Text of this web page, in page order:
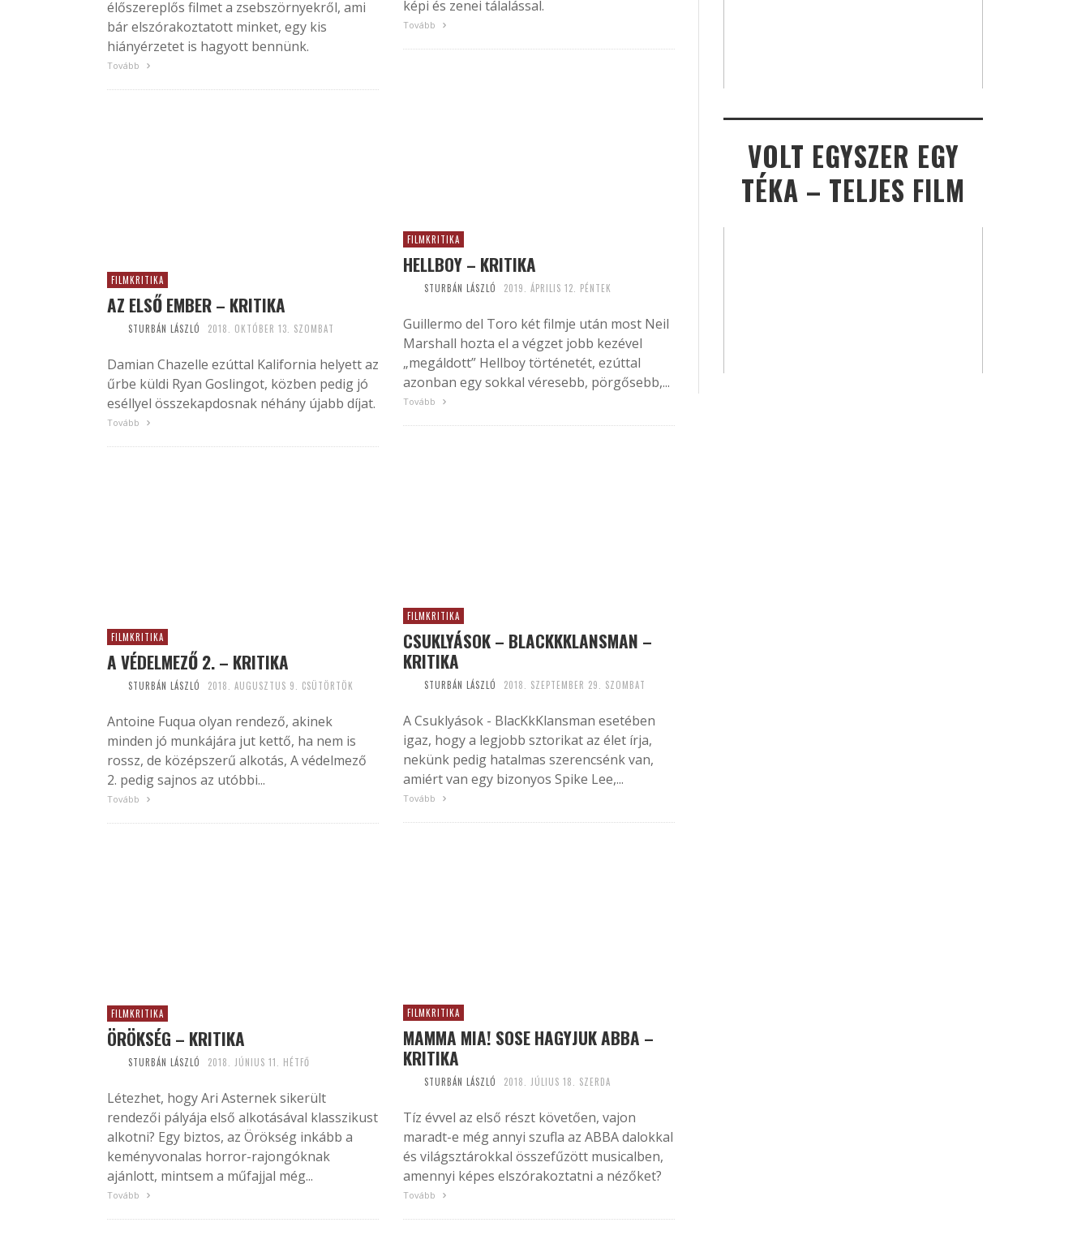
képi és zenei tálalással.
Tovább
élőszereplős filmet a zsebszörnyekről, ami
bár elszórakoztatott minket, egy kis
hiányérzetet is hagyott bennünk.
Tovább
FILMKRITIKA
HELLBOY – KRITIKA
STURBÁN LÁSZLÓ 2019. ÁPRILIS 12. PÉNTEK
Guillermo del Toro két filmje után most Neil
Marshall hozta el a végzet jobb kezével
„megáldott” Hellboy történetét, ezúttal
azonban egy sokkal véresebb, pörgősebb,...
Tovább
FILMKRITIKA
AZ ELSŐ EMBER – KRITIKA
STURBÁN LÁSZLÓ 2018. OKTÓBER 13. SZOMBAT
Damian Chazelle ezúttal Kalifornia helyett az
űrbe küldi Ryan Goslingot, közben pedig jó
eséllyel összekapdosnak néhány újabb díjat.
Tovább
FILMKRITIKA
CSUKLYÁSOK – BLACKKKLANSMAN –
KRITIKA
STURBÁN LÁSZLÓ 2018. SZEPTEMBER 29. SZOMBAT
A Csuklyások - BlacKkKlansman esetében
igaz, hogy a legjobb sztorikat az élet írja,
nekünk pedig hatalmas szerencsénk van,
amiért van egy bizonyos Spike Lee,...
Tovább
FILMKRITIKA
A VÉDELMEZŐ 2. – KRITIKA
STURBÁN LÁSZLÓ 2018. AUGUSZTUS 9. CSÜTÖRTÖK
Antoine Fuqua olyan rendező, akinek
minden jó munkájára jut kettő, ha nem is
rossz, de középszerű alkotás, A védelmező
2. pedig sajnos az utóbbi...
Tovább
FILMKRITIKA
MAMMA MIA! SOSE HAGYJUK ABBA –
KRITIKA
STURBÁN LÁSZLÓ 2018. JÚLIUS 18. SZERDA
Tíz évvel az első részt követően, vajon
maradt-e még annyi szufla az ABBA dalokkal
és világsztárokkal összefűzött musicalben,
amennyi képes elszórakoztatni a nézőket?
Tovább
FILMKRITIKA
ÖRÖKSÉG – KRITIKA
STURBÁN LÁSZLÓ 2018. JÚNIUS 11. HÉTFŐ
Létezhet, hogy Ari Asternek sikerült
rendezői pályája első alkotásával klasszikust
alkotni? Egy biztos, az Örökség inkább a
keményvonalas horror-rajongóknak
ajánlott, mintsem a műfajjal még...
Tovább
VOLT EGYSZER EGY
TÉKA – TELJES FILM